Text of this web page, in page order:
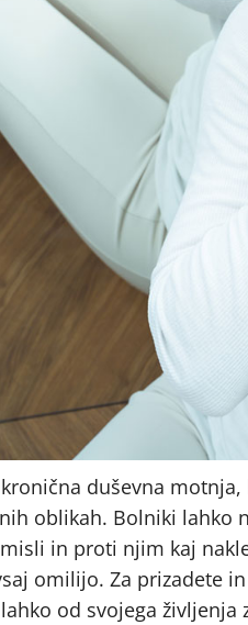
duševna
oblikah. Bolniki lahko
in proti njim kaj
omilijo. Za prizadete
od svojega življenja